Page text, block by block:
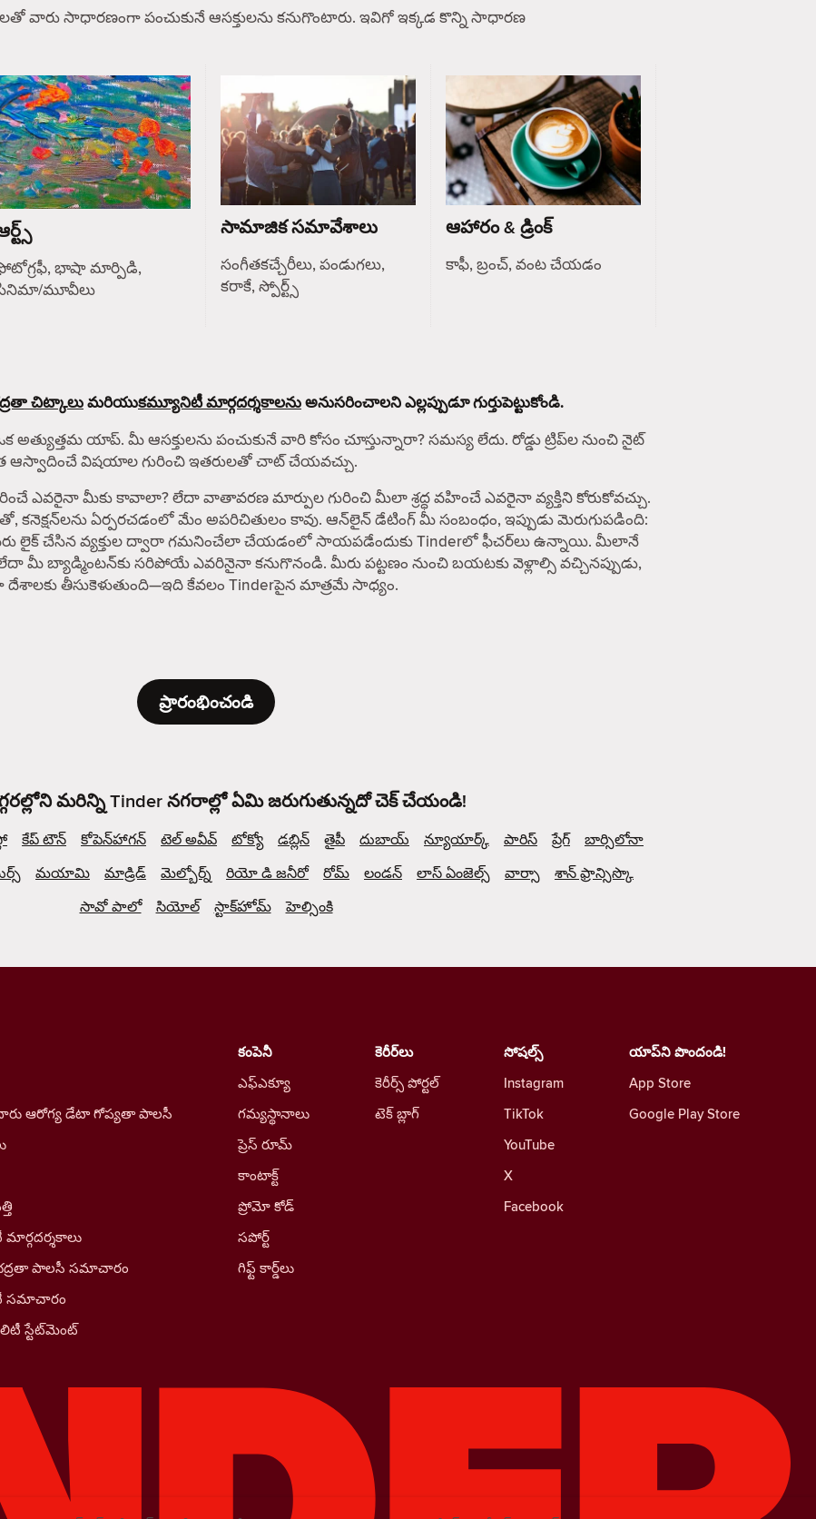
వారు సాధారణంగా పంచుకునే ఆసక్తులను కనుగొంటారు. ఇవిగో ఇక్కడ కొన్ని సాధారణ
భాషా మార్పిడి,
మూవీలు
సామాజిక సమావేశాలు
సంగీతకచ్చేరీలు, పండుగలు,
కరాకే, స్పోర్ట్స్
ఆహారం & డ్రింక్
కాఫీ, బ్రంచ్, వంట చేయడం
చిట్కాలుమరియుకమ్యూనిటీ మార్గదర్శకాలనుఅనుసరించాలని ఎల్లప్పుడూ గుర్తుపెట్టుకోండి.
ఒక అత్యుత్తమ యాప్. మీ ఆసక్తులను పంచుకునే వారి కోసం చూస్తున్నారా? సమస్య లేదు. రోడ్డు ట్రిప్‌ల నుంచి నైట్
ఆస్వాదించే విషయాల గురించి ఇతరులతో చాట్ చేయవచ్చు.
ఎవరైనా మీకు కావాలా? లేదా వాతావరణ మార్పుల గురించి మీలా శ్రద్ధ వహించే ఎవరైనా వ్యక్తిని కోరుకోవచ్చు.
ఏర్పరచడంలో మేం అపరిచితులం కావు. ఆన్‌లైన్ డేటింగ్ మీ సంబంధం, ఇప్పుడు మెరుగుపడింది:
లైక్ చేసిన వ్యక్తుల ద్వారా గమనించేలా చేయడంలో సాయపడేందుకు Tinderలో ఫీచర్‌లు ఉన్నాయి. మీలానే
మీ బ్యాడ్మింటన్‌కు సరిపోయే ఎవరినైనా కనుగొనండి. మీరు పట్టణం నుంచి బయటకు వెళ్లాల్సి వచ్చినప్పుడు,
తీసుకెళుతుంది—ఇది కేవలం Tinderపైన మాత్రమే సాధ్యం.
ప్రారంభించండి
మరిన్ని Tinder నగరాల్లో ఏమి జరుగుతున్నదో చెక్ చేయండి!
కేప్ టౌన్ కోపెన్‌హాగన్ టెల్ అవీవ్ టోక్యో డబ్లిన్ తైపీ దుబాయ్ న్యూయార్క్ పారిస్ ప్రేగ్
బార్సిలోనా
మయామి మాడ్రిడ్ మెల్బోర్న్ రియో డి జనీరో రోమ్ లండన్ లాస్ ఏంజెల్స్ వార్సా
శాన్ ఫ్రాన్సిస్కొ
సావో పాలో
సియోల్ స్టాక్‌హోమ్ హెల్సింకి
సోషల్స్
Instagram
TikTok
YouTube
X
Facebook
ఆరోగ్య డేటా గోప్యతా పాలసీ
పాలసీ సమాచారం
సమాచారం
స్టేట్‌మెంట్
కెరీర్‌లు
కెరీర్స్ పోర్టల్
టెక్ బ్లాగ్
కంపెనీ
ఎఫ్ఎక్యూ
గమ్యస్థానాలు
ప్రెస్ రూమ్
కాంటాక్ట్
ప్రోమో కోడ్
సపోర్ట్
గిఫ్ట్ కార్డ్‌లు
యాప్‌ని పొందండి!
App Store
Google Play Store